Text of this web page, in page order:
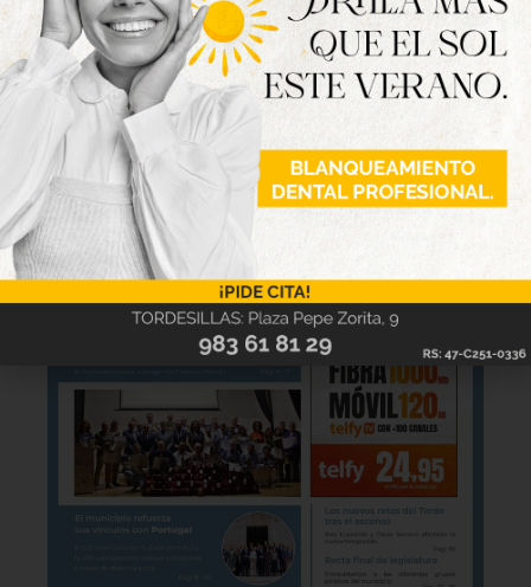
Hazte ya con la trigésimo séptima edición de
la revista Tordesillas al día. Haz clic sobre la
imagen para verla online.